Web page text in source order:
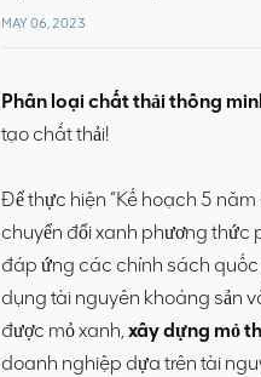
MAY 06, 2023
Phân loại chất thải thông
tạo chất thải!
Để thực hiện “Kế hoạch 5
chuyển đổi xanh phương thức
đáp ứng các chính sách
dụng tài nguyên khoáng sản
được mỏ xanh, xây dựng mỏ
doanh nghiệp dựa trên tài